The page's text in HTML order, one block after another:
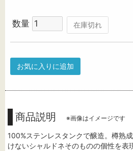
数量 在庫切れ
お気に入りに追加
商品説明 ※画像はイメージです
100%ステンレスタンクで醸造。樽熟
けないシャルドネそのものの個性を表